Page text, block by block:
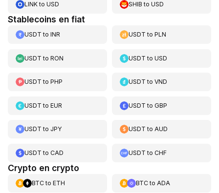
LINKto USD SHIB toUSD
Stablecoins en fiat
USDT to INR USDT toPLN
USDT to RON USDT toUSD
USDT to PHP USDT toVND
USDT to EUR USDT toGBP
USDT to JPY USDT toAUD
USDT to CAD USDT toCHF
Crypto en crypto
BTCto ETH BTCto ADA